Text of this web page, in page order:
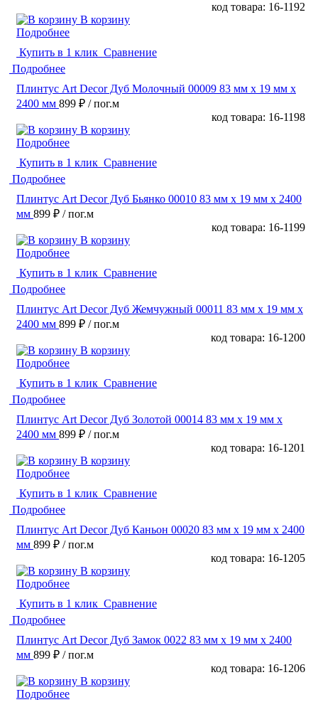
код товара: 16-1192
В корзину
Подробнее
Купить в 1 клик Сравнение
Подробнее
Плинтус Art Decor Дуб Молочный 00009 83 мм х 19 мм х
2400 мм 899 ₽ / пог.м
код товара: 16-1198
В корзину
Подробнее
Купить в 1 клик Сравнение
Подробнее
Плинтус Art Decor Дуб Бьянко 00010 83 мм х 19 мм х 2400
мм 899 ₽ / пог.м
код товара: 16-1199
В корзину
Подробнее
Купить в 1 клик Сравнение
Подробнее
Плинтус Art Decor Дуб Жемчужный 00011 83 мм х 19 мм х
2400 мм 899 ₽ / пог.м
код товара: 16-1200
В корзину
Подробнее
Купить в 1 клик Сравнение
Подробнее
Плинтус Art Decor Дуб Золотой 00014 83 мм х 19 мм х
2400 мм 899 ₽ / пог.м
код товара: 16-1201
В корзину
Подробнее
Купить в 1 клик Сравнение
Подробнее
Плинтус Art Decor Дуб Каньон 00020 83 мм х 19 мм х 2400
мм 899 ₽ / пог.м
код товара: 16-1205
В корзину
Подробнее
Купить в 1 клик Сравнение
Подробнее
Плинтус Art Decor Дуб Замок 0022 83 мм х 19 мм х 2400
мм 899 ₽ / пог.м
код товара: 16-1206
В корзину
Подробнее